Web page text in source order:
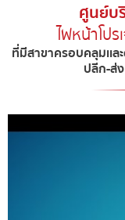
ศูนย์บ
ไฟหน้าโป
ที่มีสาขาครอบคลุมเเ
ปลีก-ส่